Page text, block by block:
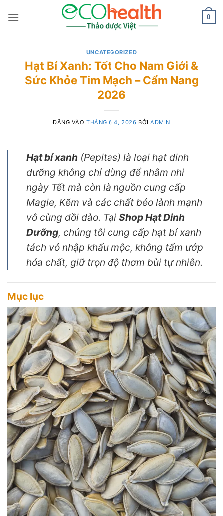
qua
0
UNCATEGORIZED
Hạt Bí Xanh: Tốt Cho Nam Giới &
Sức Khỏe Tim Mạch – Cẩm Nang
2026
ĐĂNG VÀO THÁNG 6 4, 2026 BỞIADMIN
Hạt bí xanh (Pepitas) là loại hạt dinh
dưỡng không chỉ dùng để nhâm nhi
ngày Tết mà còn là nguồn cung cấp
Magie, Kẽm và các chất béo lành mạnh
vô cùng dồi dào. Tại Shop Hạt Dinh
Dưỡng, chúng tôi cung cấp hạt bí xanh
tách vỏ nhập khẩu mộc, không tẩm ướp
hóa chất, giữ trọn độ thơm bùi tự nhiên.
Mục lục